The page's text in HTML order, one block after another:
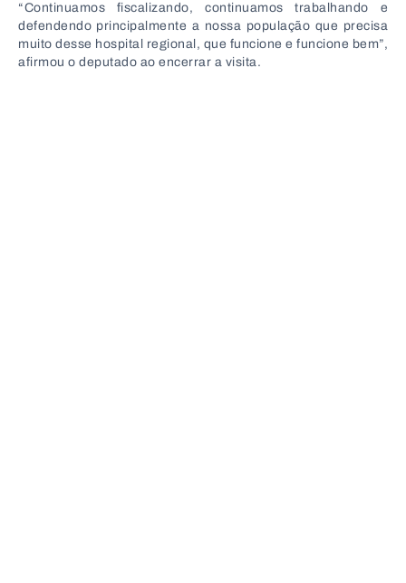
“Continuamos fiscalizando, continuamos trabalhando e
defendendo principalmente a nossa população que precisa
muito desse hospital regional, que funcione e funcione bem”,
afirmou o deputado ao encerrar a visita.